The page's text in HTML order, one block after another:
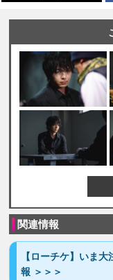
関連情報
【ローチケ】いま
報 ＞＞＞